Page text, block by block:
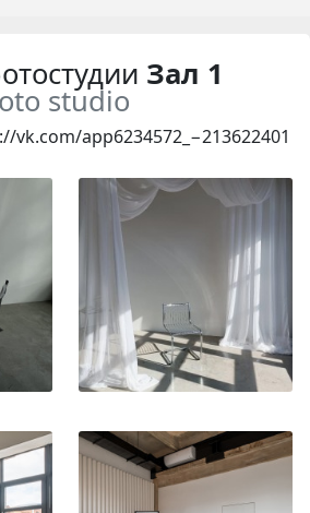
Зал 1
studio
vk.com/app6234572_−213622401